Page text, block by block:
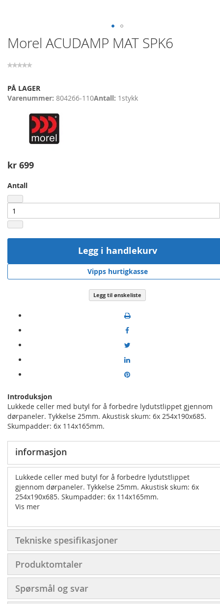
Skip
to
beginning
the
images
Morel ACUDAMP MAT SPK6
PÅ LAGER
Varenummer 804266-110Antall 1 stykk
kr 699
Antall
Legg i handlekurv
Vipps hurtigkasse
Legg til ønskeliste
Introduksjon
Lukkede celler med butyl for å forbedre lydutstlippet gjennom
dørpaneler. Tykkelse 25mm. Akustisk skum: 6x 254x190x685.
Skumpadder: 6x 114x165mm.
informasjon
Lukkede celler med butyl for å forbedre lydutstlippet
gjennom dørpaneler. Tykkelse 25mm. Akustisk skum: 6x
254x190x685. Skumpadder: 6x 114x165mm.
Vis mer
Tekniske spesifikasjoner
Produktomtaler
Spørsmål og svar